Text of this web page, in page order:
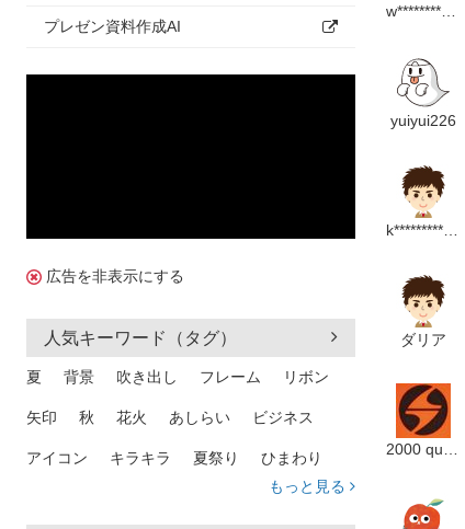
プレゼン資料作成AI
広告を非表示にする
人気キーワード（タグ）
夏 背景 吹き出し フレーム リボン
矢印 秋 花火 あしらい ビジネス
アイコン キラキラ 夏祭り ひまわり
熱中症
もっと見る
yuiyui226
ダリア